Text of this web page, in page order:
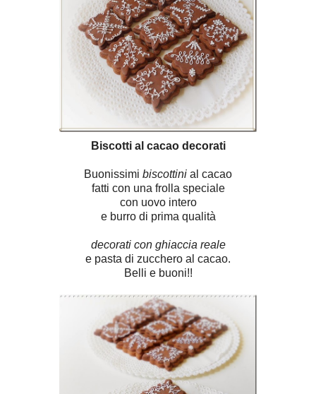
Biscotti al cacao decorati
Buonissimi biscottini al cacao
fatti con una frolla speciale
con uovo intero
e burro di prima qualità
decorati con ghiaccia reale
e pasta di zucchero al cacao.
Belli e buoni!!